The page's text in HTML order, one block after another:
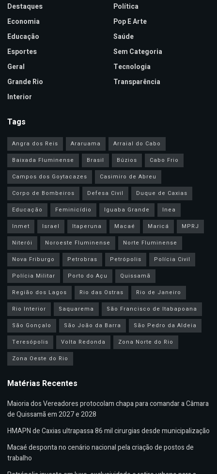
Destaques
Economia
Educação
Esportes
Geral
Grande Rio
Interior
Política
Pop E Arte
Saúde
Sem Categoria
Tecnologia
Transparência
Tags
Angra dos Reis Araruama
Arraial do Cabo
Baixada Fluminense
Brasil Búzios
Cabo Frio
Campos dos Goytacazes
Casimiro de Abreu
Corpo de Bombeiros
Defesa Civil
Duque de Caxias
Educação
Feminicídio Iguaba Grande
Inea
Inmet
Israel Itaperuna Macaé Maricá
MPRJ
Niterói
Noroeste Fluminense
Norte Fluminense
Nova Friburgo
Petrobras Petrópolis
Polícia Civil
Polícia Militar
Porto do Açu
Quissamã
Região dos Lagos
Rio das Ostras
Rio de Janeiro
Rio Interior
Saquarema
São Francisco de Itabapoana
São Gonçalo
São João da Barra
São Pedro da Aldeia
Teresópolis
Volta Redonda
Zona Norte do Rio
Zona Oeste do Rio
Matérias Recentes
Maioria dos Vereadores protocolam chapa para comandar a Câmara
de Quissamã em 2027 e 2028
HMAPN de Caxias ultrapassa 86 mil cirurgias desde municipalização
Macaé desponta no cenário nacional pela criação de postos de
trabalho